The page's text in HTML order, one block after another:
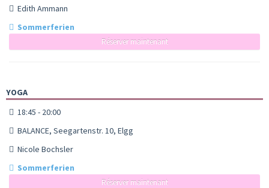
Edith Ammann
Sommerferien
Réserver maintenant
YOGA
18:45 - 20:00
BALANCE, Seegartenstr. 10, Elgg
Nicole Bochsler
Sommerferien
Réserver maintenant